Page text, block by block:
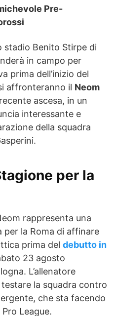
Pre-
stadio Benito Stirpe di
in campo per
prima dell’inizio del
affronteranno il Neom
ascesa, in un
interessante e
della squadra
per la
rappresenta una
la Roma di affinare
prima del debutto in
23 agosto
L’allenatore
la squadra contro
che sta facendo
League.